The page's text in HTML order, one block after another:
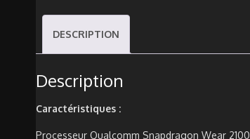
DESCRIPTION
Description
Caractéristiques :
Processeur Qualcomm Snapdragon Wear 2100